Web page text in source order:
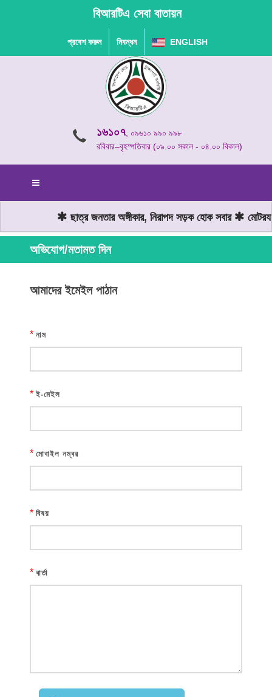
বিআরটিএ সেবা বাতায়ন
প্রবেশ করুন নিবন্ধন ENGLISH
১৬১০৭, ০৯৬১০ ৯৯০ ৯৯৮
রবিবার–বৃহস্পতিবার (০৯.০০ সকাল - ০৪.০০ বিকাল)
ছাত্র জনতার অঙ্গীকার, নিরাপদ সড়ক হোক সবার মোটরযান
অভিযোগ/মতামত দিন
আমাদের ইমেইল পাঠান
* নাম
* ই-মেইল
* মোবাইল নম্বর
* বিষয়
* বার্তা